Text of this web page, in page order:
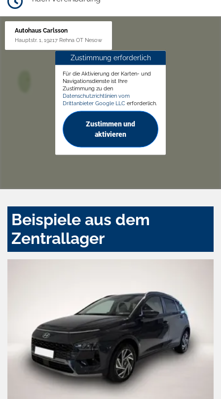
Autohaus Carlsson
Hauptstr. 1, 19217 Rehna OT Nesow
Zustimmung erforderlich
Für die Aktivierung der Karten- und
Navigationsdienste ist Ihre
Zustimmung zu den
Datenschutzrichtlinien vom
Drittanbieter Google LLC erforderlich.
Zustimmen und
aktivieren
Beispiele aus dem
Zentrallager